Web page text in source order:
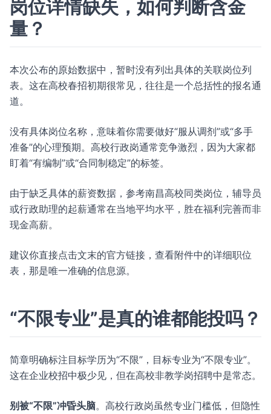
岗位详情缺失，如何判断含金
量？
本次公布的原始数据中，暂时没有列出具体的关联岗位列
表。这在高校春招初期很常见，往往是一个总括性的报名通
道。
没有具体岗位名称，意味着你需要做好“服从调剂”或“多手
准备”的心理预期。高校行政岗通常竞争激烈，因为大家都
盯着“有编制”或“合同制稳定”的标签。
由于缺乏具体的薪资数据，参考南昌高校同类岗位，辅导员
或行政助理的起薪通常在当地平均水平，胜在福利完善而非
现金高薪。
建议你直接点击文末的官方链接，查看附件中的详细职位
表，那是唯一准确的信息源。
“不限专业”是真的谁都能投吗？
简章明确标注目标学历为“不限”，目标专业为“不限专业”。
这在企业校招中极少见，但在高校非教学岗招聘中是常态。
别被“不限”冲昏头脑。高校行政岗虽然专业门槛低，但隐性